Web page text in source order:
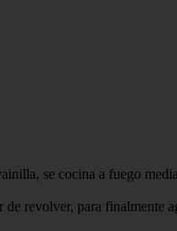
se cocina a fuego
de revolver, para finalmente